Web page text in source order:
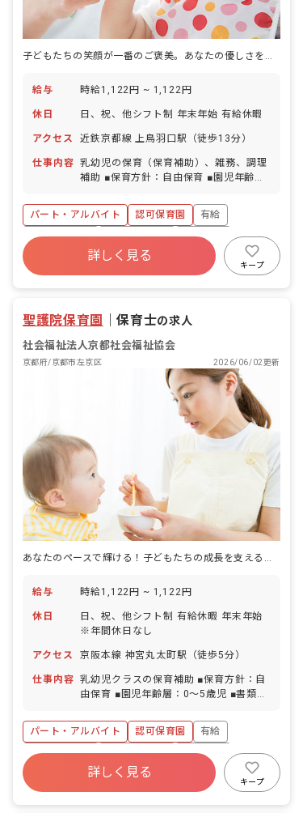
子どもたちの笑顔が一番のご褒美。あなたの優しさを活かせる場所です。
給与 時給1,122円 ~ 1,122円
休日 日、祝、他シフト制 年末年始 有給休暇
アクセス 近鉄京都線 上鳥羽口駅（徒歩13分）
仕事内容 乳幼児の保育（保育補助）、雑務、調理
補助 ■保育方針：自由保育 ■園児年齢
り ■保護者との連絡アプリ導入：あり ■
園庭有無：あり
パート・アルバイト 認可保育園
有給
昇給昇進あり
社会福祉法人
車通勤可
研修充実
詳しく見る
キープ
聖護院保育園 ｜保育士の求人
社会福祉法人京都社会福祉協会
京都府/京都市左京区 2026/06/02更新
あなたのペースで輝ける！子どもたちの成長を支える保育士を募集。
給与 時給1,122円 ~ 1,122円
休日
日、祝、他シフト制 有給休暇 年末年始
※年間休日なし
アクセス 京阪本線 神宮丸太町駅（徒歩5分）
仕事内容 乳幼児クラスの保育補助 ■保育方針：自
由保育 ■園児年齢層：0～5歳児 ■書類作
プリ導入：あり ■園庭有無：あり
パート・アルバイト 認可保育園
有給
昇給昇進あり
社会福祉法人
車通勤可
研修充実
詳しく見る
キープ